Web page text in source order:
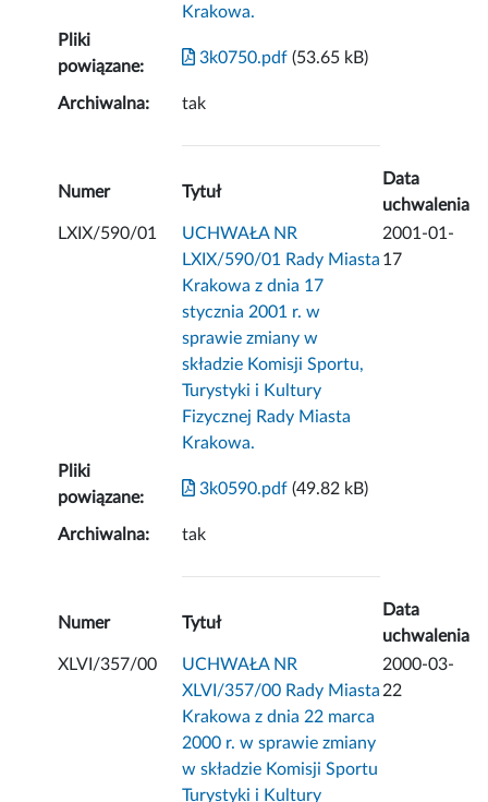
Krakowa.
Pliki
powiązane:
3k0750.pdf (53.65 kB)
Archiwalna: tak
Numer Tytuł
Data
uchwalenia
LXIX/590/01
UCHWAŁA NR
LXIX/590/01 Rady Miasta
Krakowa z dnia 17
stycznia 2001 r. w
sprawie zmiany w
składzie Komisji Sportu,
Turystyki i Kultury
Fizycznej Rady Miasta
Krakowa.
2001-01-
17
Pliki
powiązane:
3k0590.pdf (49.82 kB)
Archiwalna: tak
Numer Tytuł
Data
uchwalenia
XLVI/357/00
UCHWAŁA NR
XLVI/357/00 Rady Miasta
Krakowa z dnia 22 marca
2000 r. w sprawie zmiany
w składzie Komisji Sportu
Turystyki i Kultury
2000-03-
22